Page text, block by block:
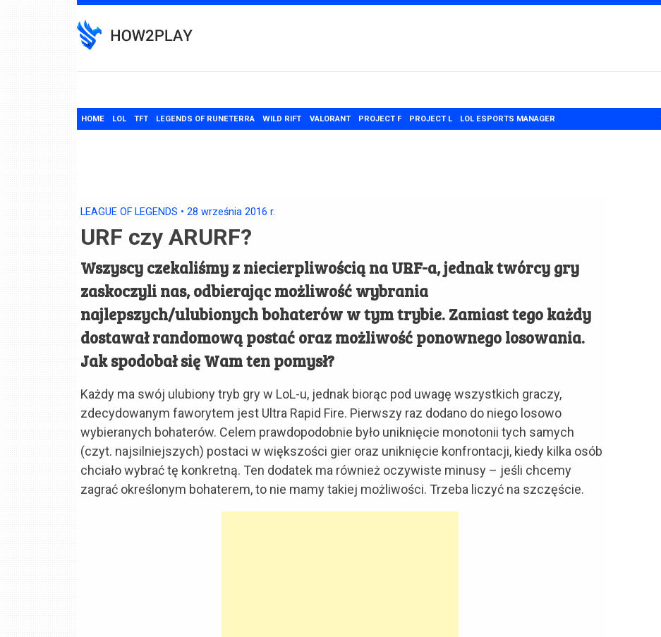
to
content
HOME LOL TFT LEGENDS OF RUNETERRA WILD RIFT VALORANT PROJECT F PROJECT L LOL ESPORTS MANAGER
LEAGUE OF LEGENDS • 28 września 2016 r.
URF czy ARURF?
Wszyscy czekaliśmy z niecierpliwością na URF-a, jednak twórcy gry
zaskoczyli nas, odbierając możliwość wybrania
najlepszych/ulubionych bohaterów w tymtrybie. Zamiast tego każdy
dostawał randomową postać oraz możliwość ponownego losowania.
Jak spodobał się Wam ten pomysł?
Każdy ma swój ulubiony tryb gry w LoL-u, jednak biorąc pod uwagę wszystkich graczy,
zdecydowanym faworytem jest Ultra Rapid Fire. Pierwszy raz dodano do niego losowo
wybieranych bohaterów. Celem prawdopodobnie było uniknięcie monotonii tych samych
(czyt. najsilniejszych) postaci w większości gier oraz uniknięcie konfrontacji, kiedy kilka osób
chciało wybrać tę konkretną. Ten dodatek ma również oczywiste minusy – jeśli chcemy
zagrać określonym bohaterem, to nie mamy takiej możliwości. Trzeba liczyć na szczęście.